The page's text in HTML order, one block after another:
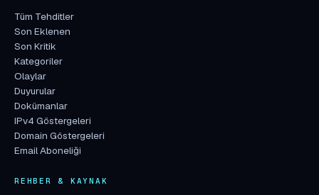
Tüm Tehditler
Son Eklenen
Son Kritik
Kategoriler
Olaylar
Duyurular
Dokümanlar
IPv4 Göstergeleri
Domain Göstergeleri
Email Aboneliği
REHBER & KAYNAK